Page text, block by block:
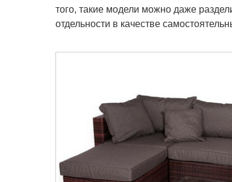
того, такие модели можно даже
отдельности в качестве